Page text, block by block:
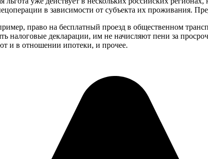
в зависимости от субъекта их проживания.
право на бесплатный проезд в общественном
декларации, им не начисляют пени за
и в отношении ипотеки, и прочее.